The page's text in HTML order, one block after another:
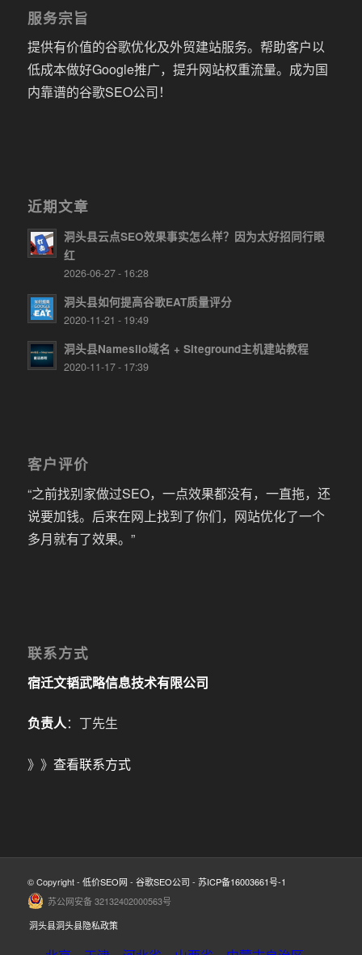
服务宗旨
提供有价值的谷歌优化及外贸建站服务。帮助客户以
低成本做好Google推广，提升网站权重流量。成为国
内靠谱的谷歌SEO公司！
近期文章
洞头县云点SEO效果事实怎么样？因为太好招同行眼
红
2026-06-27 - 16:28
洞头县如何提高谷歌EAT质量评分
2020-11-21 - 19:49
洞头县Namesilo域名 + Siteground主机建站教程
2020-11-17 - 17:39
客户评价
“之前找别家做过SEO，一点效果都没有，一直拖，还
说要加钱。后来在网上找到了你们，网站优化了一个
多月就有了效果。”
联系方式
宿迁文韬武略信息技术有限公司
负责人：丁先生
》》 查看联系方式
© Copyright - 低价SEO网 - 谷歌SEO公司 - 苏ICP备16003661号-1
苏公网安备 32132402000563号
洞头县洞头县隐私政策